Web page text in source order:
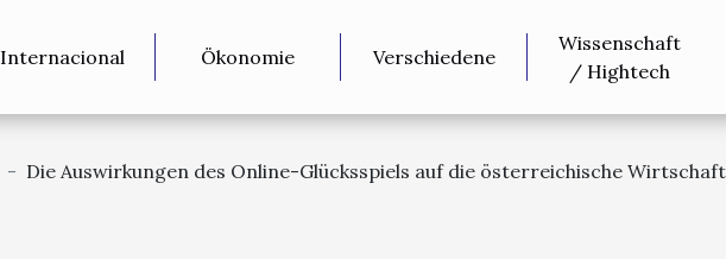
Internacional Ökonomie Verschiedene
Wissenschaft
/ Hightech
Die Auswirkungen des Online-Glücksspiels auf die österreichische Wirtschaft